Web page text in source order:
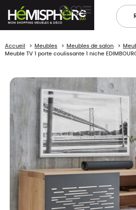
Accueil Meubles Meubles de salon
Meuble TV 1 porte coulissante 1 niche